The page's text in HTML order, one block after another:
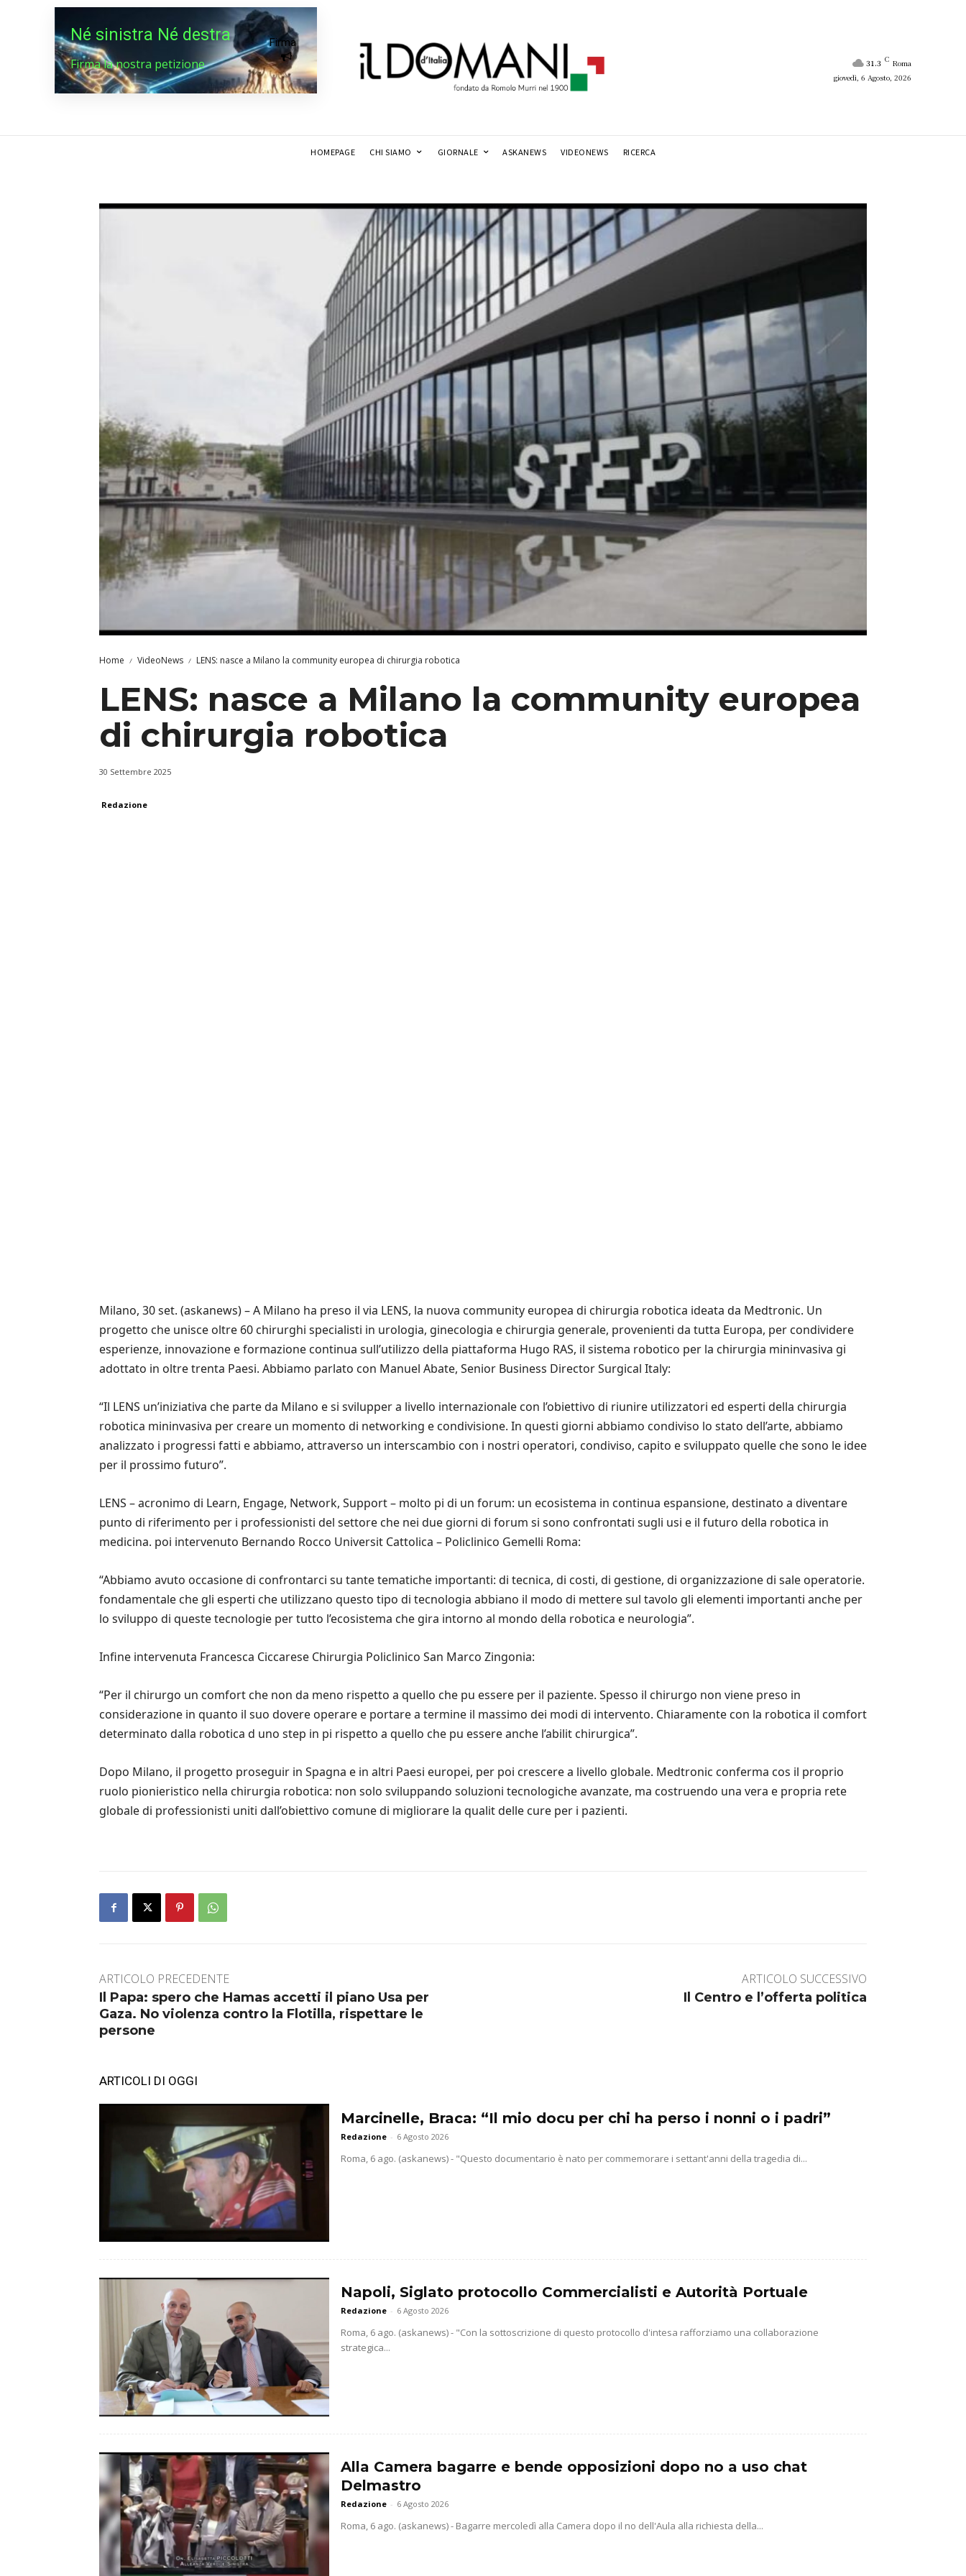
Né sinistra Né destra
Firma la nostra petizione
Firma
31.3 C Roma
giovedì, 6 Agosto, 2026
HOMEPAGE CHI SIAMO GIORNALE ASKANEWS VIDEONEWS RICERCA
Home VideoNews LENS: nasce a Milano la community europea di chirurgia robotica
LENS: nasce a Milano la community europea
di chirurgia robotica
30 Settembre 2025
Redazione
Milano, 30 set. (askanews) – A Milano ha preso il via LENS, la nuova community europea di chirurgia robotica ideata da Medtronic. Un
progetto che unisce oltre 60 chirurghi specialisti in urologia, ginecologia e chirurgia generale, provenienti da tutta Europa, per condividere
esperienze, innovazione e formazione continua sull’utilizzo della piattaforma Hugo RAS, il sistema robotico per la chirurgia mininvasiva gi
adottato in oltre trenta Paesi. Abbiamo parlato con Manuel Abate, Senior Business Director Surgical Italy:
“Il LENS un’iniziativa che parte da Milano e si svilupper a livello internazionale con l’obiettivo di riunire utilizzatori ed esperti della chirurgia
robotica mininvasiva per creare un momento di networking e condivisione. In questi giorni abbiamo condiviso lo stato dell’arte, abbiamo
analizzato i progressi fatti e abbiamo, attraverso un interscambio con i nostri operatori, condiviso, capito e sviluppato quelle che sono le idee
per il prossimo futuro”.
LENS – acronimo di Learn, Engage, Network, Support – molto pi di un forum: un ecosistema in continua espansione, destinato a diventare
punto di riferimento per i professionisti del settore che nei due giorni di forum si sono confrontati sugli usi e il futuro della robotica in
medicina. poi intervenuto Bernando Rocco Universit Cattolica – Policlinico Gemelli Roma:
“Abbiamo avuto occasione di confrontarci su tante tematiche importanti: di tecnica, di costi, di gestione, di organizzazione di sale operatorie.
fondamentale che gli esperti che utilizzano questo tipo di tecnologia abbiano il modo di mettere sul tavolo gli elementi importanti anche per
lo sviluppo di queste tecnologie per tutto l’ecosistema che gira intorno al mondo della robotica e neurologia”.
Infine intervenuta Francesca Ciccarese Chirurgia Policlinico San Marco Zingonia:
“Per il chirurgo un comfort che non da meno rispetto a quello che pu essere per il paziente. Spesso il chirurgo non viene preso in
considerazione in quanto il suo dovere operare e portare a termine il massimo dei modi di intervento. Chiaramente con la robotica il comfort
determinato dalla robotica d uno step in pi rispetto a quello che pu essere anche l’abilit chirurgica”.
Dopo Milano, il progetto proseguir in Spagna e in altri Paesi europei, per poi crescere a livello globale. Medtronic conferma cos il proprio
ruolo pionieristico nella chirurgia robotica: non solo sviluppando soluzioni tecnologiche avanzate, ma costruendo una vera e propria rete
globale di professionisti uniti dall’obiettivo comune di migliorare la qualit delle cure per i pazienti.
ARTICOLO PRECEDENTE
Il Papa: spero che Hamas accetti il piano Usa per
Gaza. No violenza contro la Flotilla, rispettare le
persone
ARTICOLO SUCCESSIVO
Il Centro e l’offerta politica
ARTICOLI DI OGGI
Marcinelle, Braca: “Il mio docu per chi ha perso i nonni o i padri”
Redazione - 6 Agosto 2026
Roma, 6 ago. (askanews) - "Questo documentario è nato per commemorare i settant'anni della tragedia di...
Napoli, Siglato protocollo Commercialisti e Autorità Portuale
Redazione - 6 Agosto 2026
Roma, 6 ago. (askanews) - "Con la sottoscrizione di questo protocollo d'intesa rafforziamo una collaborazione
strategica...
Alla Camera bagarre e bende opposizioni dopo no a uso chat
Delmastro
Redazione - 6 Agosto 2026
Roma, 6 ago. (askanews) - Bagarre mercoledì alla Camera dopo il no dell'Aula alla richiesta della...